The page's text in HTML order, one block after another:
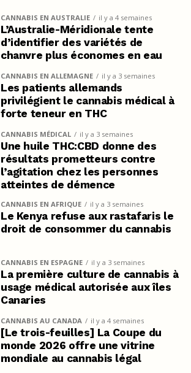
CANNABIS EN AUSTRALIE il y a 4 semaines
L’Australie-Méridionale tente
d’identifier des variétés de
chanvre plus économes en eau
CANNABIS EN ALLEMAGNE il y a 3 semaines
Les patients allemands
privilégient le cannabis médical à
forte teneur en THC
CANNABIS MÉDICAL il y a 3 semaines
Une huile THC:CBD donne des
résultats prometteurs contre
l’agitation chez les personnes
atteintes de démence
CANNABIS EN AFRIQUE il y a 3 semaines
Le Kenya refuse aux rastafaris le
droit de consommer du cannabis
CANNABIS EN ESPAGNE il y a 3 semaines
La première culture de cannabis à
usage médical autorisée aux îles
Canaries
CANNABIS AU CANADA il y a 4 semaines
[Le trois-feuilles] La Coupe du
monde 2026 offre une vitrine
mondiale au cannabis légal